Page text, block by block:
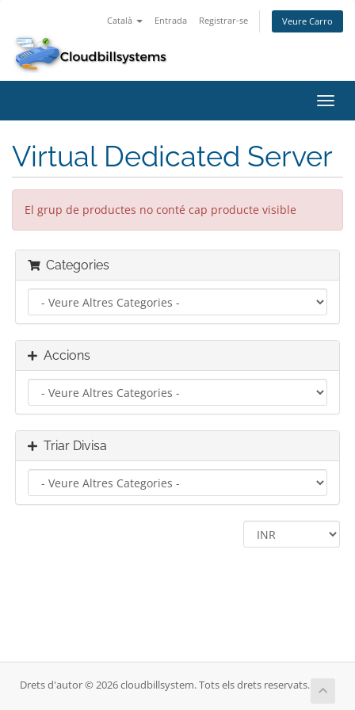
Català Entrada Registrar-se Veure Carro
la
Virtual Dedicated Server
El grup de productes no conté cap producte visible
Categories
Accions
Triar Divisa
Drets d'autor © 2026 cloudbillsystem. Tots els drets reservats.